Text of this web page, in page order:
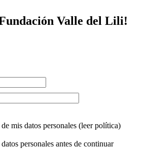
Valle del Lili!
mis datos personales (leer política)
personales antes de continuar